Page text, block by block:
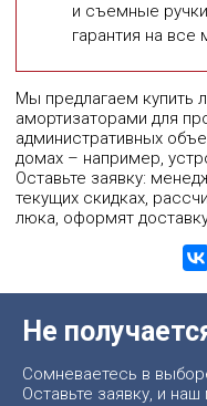
и съемные
гарантия на все
Мы предлагаем купить
амортизаторами для
административных
домах – например,
Оставьте заявку:
текущих скидках,
люка, оформят
Не
Сомневаетесь в
Оставьте заявку, и